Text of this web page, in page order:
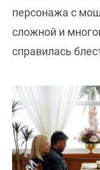
персонажа с
сложной и
справилась